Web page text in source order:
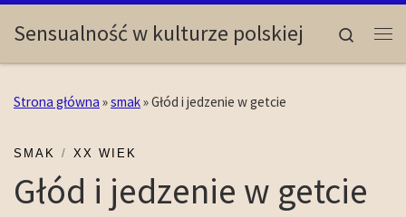
Skip to content
Sensualność w kulturze polskiej
Search
Strona główna »smak»Głód i jedzenie w getcie
SMAK XX WIEK
Głód i jedzenie w getcie